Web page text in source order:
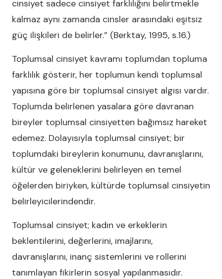
cinsiyet sadece cinsiyet farklılığını belirtmekle
kalmaz aynı zamanda cinsler arasındaki eşitsiz
güç ilişkileri de belirler.” (Berktay, 1995, s.16.)
Toplumsal cinsiyet kavramı toplumdan topluma
farklılık gösterir, her toplumun kendi toplumsal
yapısına göre bir toplumsal cinsiyet algısı vardır.
Toplumda belirlenen yasalara göre davranan
bireyler toplumsal cinsiyetten bağımsız hareket
edemez. Dolayısıyla toplumsal cinsiyet; bir
toplumdaki bireylerin konumunu, davranışlarını,
kültür ve geleneklerini belirleyen en temel
öğelerden biriyken, kültürde toplumsal cinsiyetin
belirleyicilerindendir.
Toplumsal cinsiyet; kadın ve erkeklerin
beklentilerini, değerlerini, imajlarını,
davranışlarını, inanç sistemlerini ve rollerini
tanımlayan fikirlerin sosyal yapılanmasıdır.